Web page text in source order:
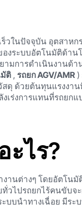
วในปัจจุบัน อุตสาห
งระบบอัตโนมัติด้าน
มการดำเนินงานด้
ติ , รถยก AGV/AMR )
ดุ ด้วยต้นทุนแรงงา
ร่งการแทนที่รถยก
ไร?
านต่างๆ โดยอัตโน
วไปรถยกไร้คนขับจ
บบนำทางเฉื่อย มีร